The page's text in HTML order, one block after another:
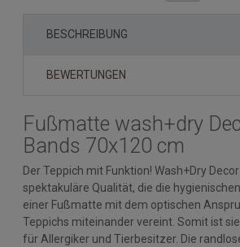
BESCHREIBUNG
BEWERTUNGEN
Fußmatte wash+dry
Bands 70x120 cm
Der Teppich mit Funktion! Wash+Dry
spektakuläre Qualität, die die
einer Fußmatte mit dem optischen
Teppichs miteinander vereint. Somit ist
für Allergiker und Tierbesitzer. Die